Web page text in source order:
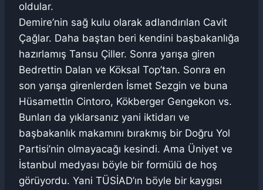
oldular.
Demire’nin sağ kulu olarak adlandırılan Cavit
Çağlar. Daha baştan beri kendini başbakanlığa
hazırlamış Tansu Çiller. Sonra yarışa giren
Bedrettin Dalan ve Köksal Top’tan. Sonra en
son yarışa girenlerden İsmet Sezgin ve buna
Hüsamettin Cintoro, Kökberger Gengekon vs.
Bunları da yıklarsanız yani iktidarı ve
başbakanlık makamını bırakmış bir Doğru Yol
Partisi’nin olmayacağı kesindi. Ama Üniyet ve
İstanbul medyası böyle bir formülü de hoş
görüyordu. Yani TÜSİAD’ın böyle bir kaygısı